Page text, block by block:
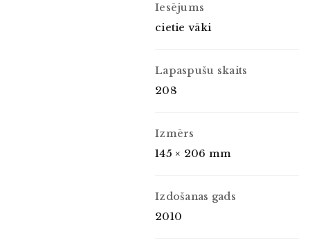
Iesējums
cietie vāki
Lapaspušu skaits
208
Izmērs
145 × 206 mm
Izdošanas gads
2010